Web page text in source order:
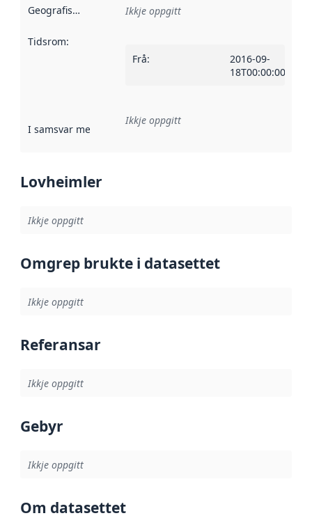
Geografisk område Ikkje oppgitt
Tidsrom:
Frå:
2016-09-
18T00:00:00Z
I samsvar med Referanse til ei implementeringsregel eller
Ikkje oppgitt
Lovheimler
Ikkje oppgitt
Omgrep brukte i datasettet
Ikkje oppgitt
Referansar
Ikkje oppgitt
Gebyr
Ikkje oppgitt
Om datasettet